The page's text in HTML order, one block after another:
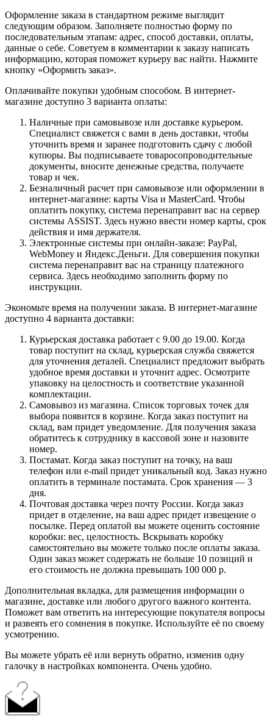
Оформление заказа в стандартном режиме выглядит
следующим образом. Заполняете полностью форму по
последовательным этапам: адрес, способ доставки, оплаты,
данные о себе. Советуем в комментарии к заказу написать
информацию, которая поможет курьеру вас найти. Нажмите
кнопку «Оформить заказ».
Оплачивайте покупки удобным способом. В интернет-
магазине доступно 3 варианта оплаты:
Наличные при самовывозе или доставке курьером.
Специалист свяжется с вами в день доставки, чтобы
уточнить время и заранее подготовить сдачу с любой
купюры. Вы подписываете товаросопроводительные
документы, вносите денежные средства, получаете
товар и чек.
Безналичный расчет при самовывозе или оформлении в
интернет-магазине: карты Visa и MasterCard. Чтобы
оплатить покупку, система перенаправит вас на сервер
системы ASSIST. Здесь нужно ввести номер карты, срок
действия и имя держателя.
Электронные системы при онлайн-заказе: PayPal,
WebMoney и Яндекс.Деньги. Для совершения покупки
система перенаправит вас на страницу платежного
сервиса. Здесь необходимо заполнить форму по
инструкции.
Экономьте время на получении заказа. В интернет-магазине
доступно 4 варианта доставки:
Курьерская доставка работает с 9.00 до 19.00. Когда
товар поступит на склад, курьерская служба свяжется
для уточнения деталей. Специалист предложит выбрать
удобное время доставки и уточнит адрес. Осмотрите
упаковку на целостность и соответствие указанной
комплектации.
Самовывоз из магазина. Список торговых точек для
выбора появится в корзине. Когда заказ поступит на
склад, вам придет уведомление. Для получения заказа
обратитесь к сотруднику в кассовой зоне и назовите
номер.
Постамат. Когда заказ поступит на точку, на ваш
телефон или e-mail придет уникальный код. Заказ нужно
оплатить в терминале постамата. Срок хранения — 3
дня.
Почтовая доставка через почту России. Когда заказ
придет в отделение, на ваш адрес придет извещение о
посылке. Перед оплатой вы можете оценить состояние
коробки: вес, целостность. Вскрывать коробку
самостоятельно вы можете только после оплаты заказа.
Один заказ может содержать не больше 10 позиций и
его стоимость не должна превышать 100 000 р.
Дополнительная вкладка, для размещения информации о
магазине, доставке или любого другого важного контента.
Поможет вам ответить на интересующие покупателя вопросы
и развеять его сомнения в покупке. Используйте её по своему
усмотрению.
Вы можете убрать её или вернуть обратно, изменив одну
галочку в настройках компонента. Очень удобно.